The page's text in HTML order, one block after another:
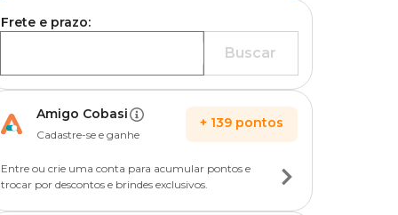
Frete e prazo:
Buscar
Amigo Cobasi
Cadastre-se e ganhe
+ 139 pontos
Entre ou crie uma conta para acumular pontos e
trocar por descontos e brindes exclusivos.